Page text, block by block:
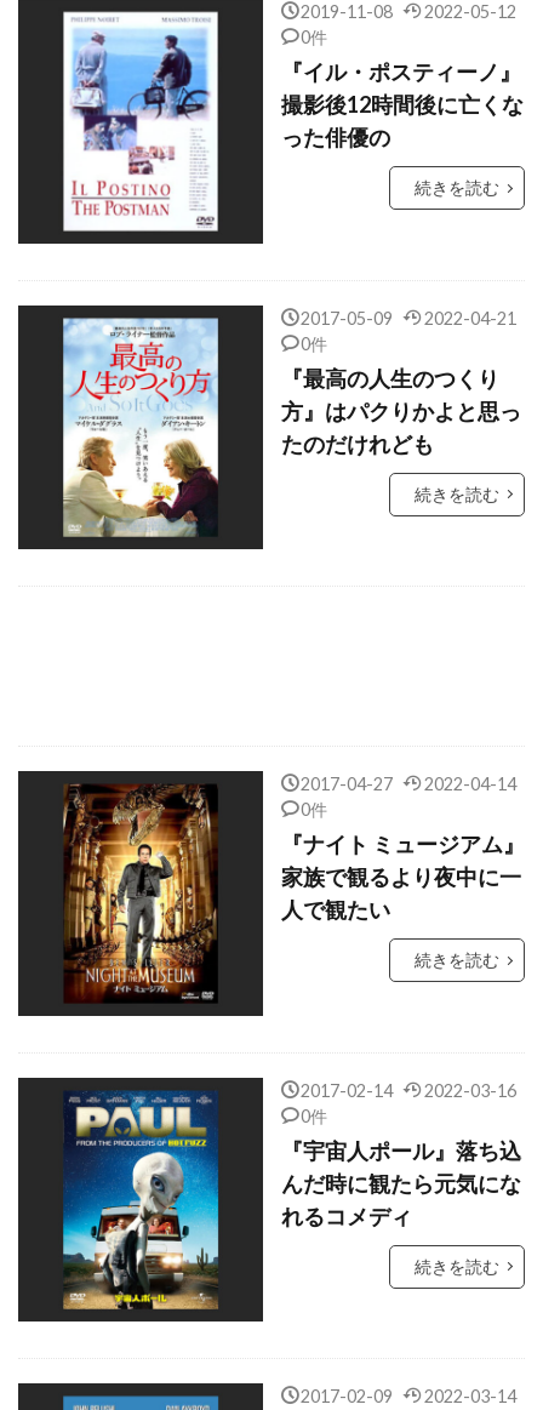
キャムリン・グライムス
キャメロン・クロウ
キャメロン・ディアス
キャメロン・ブライト
キャメロン・ボイス
キャメロン・マクラッケン
キャリー・フィッシャー
キャリー・マリガン
キャリー・ローウェル
キャロライン・アーロン
キャロライン・グッドール
キャロライン・トンプソン
キャロル・フックス
キャロル・リトルトン
キャンディス・アザラ
キリアン・マーフィー
キルスティン・ウォーレン
キルスティン・ダンスト
ギャガ
ギャビー・ホフマン
ギャレット・M・ブラウン
ギャレット・ヘドランド
ギヨーム・ローラン
ギル・ネッター
ギレルモ・アリアガ
ギレルモ・ギル
ギレルモ・ナヴァロ
ギ・ルクリュイーズ
クィントン・アーロン
クイーン・ラティファ
クォン・ヒョゴ
クシシュトフ・ペンデレツキ
クライヴ・オーウェン
クラウディア・シファー
クラウディオ・アルフォンシ
クラレンス・ギリヤード・Jr
クランツ刑事
クラーク・グレッグ
クリスチャン・コルソン
2019-11-08
2022-05-12
0件
『イル・ポスティーノ』
撮影後12時間後に亡くな
った俳優の
続きを読む
2017-05-09
2022-04-21
0件
『最高の人生のつくり
方』はパクりかよと思っ
たのだけれども
続きを読む
2017-04-27
2022-04-14
0件
『ナイト ミュージアム』
家族で観るより夜中に一
人で観たい
続きを読む
2017-02-14
2022-03-16
0件
『宇宙人ポール』落ち込
んだ時に観たら元気にな
れるコメディ
続きを読む
2017-02-09
2022-03-14